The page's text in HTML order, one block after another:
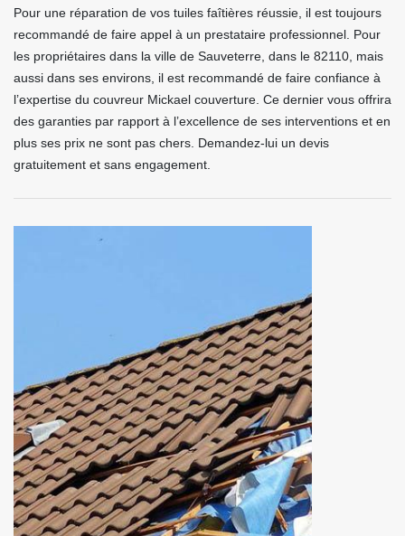
Pour une réparation de vos tuiles faîtières réussie, il est toujours
recommandé de faire appel à un prestataire professionnel. Pour
les propriétaires dans la ville de Sauveterre, dans le 82110, mais
aussi dans ses environs, il est recommandé de faire confiance à
l’expertise du couvreur Mickael couverture. Ce dernier vous offrira
des garanties par rapport à l’excellence de ses interventions et en
plus ses prix ne sont pas chers. Demandez-lui un devis
gratuitement et sans engagement.